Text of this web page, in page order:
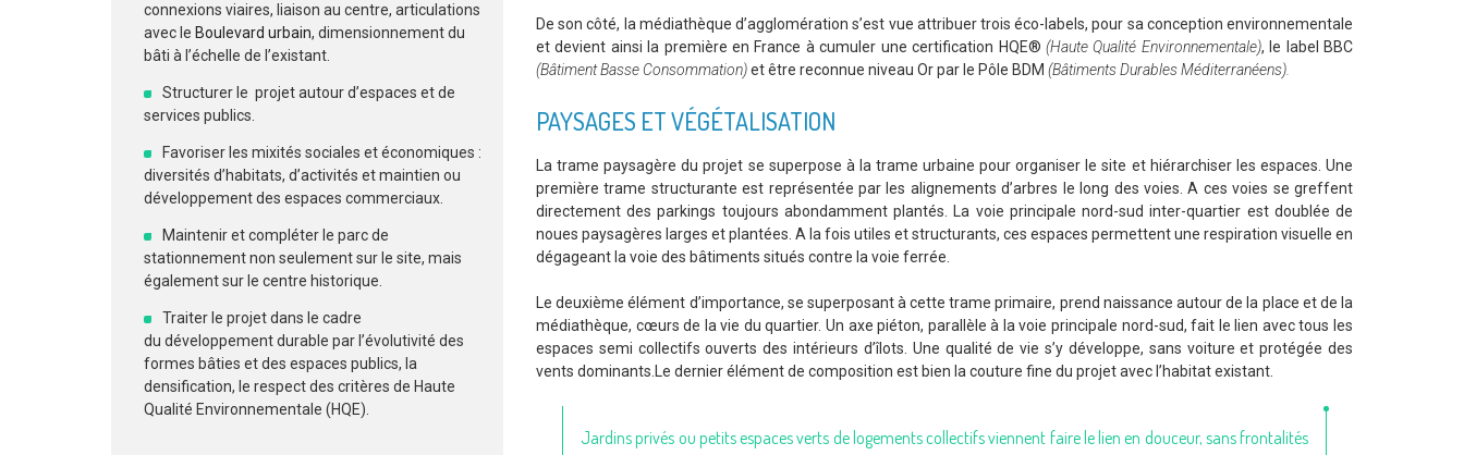
De son côté, la médiathèque d’agglomération s’est vue attribuer trois éco-labels, pour sa conception environnementale
et devient ainsi la première en France à cumuler une certification HQE® (Haute Qualité Environnementale), le label BBC
(Bâtiment Basse Consommation)et être reconnue niveau Or par le Pôle BDM (Bâtiments Durables Méditerranéens).
PAYSAGES ET VÉGÉTALISATION
La trame paysagère du projet se superpose à la trame urbaine pour organiser le site et hiérarchiser les espaces. Une
première trame structurante est représentée par les alignements d’arbres le long des voies. A ces voies se greffent
directement des parkings toujours abondamment plantés. La voie principale nord-sud inter-quartier est doublée de
noues paysagères larges et plantées. A la fois utiles et structurants, ces espaces permettent une respiration visuelle en
dégageant la voie des bâtiments situés contre la voie ferrée.
Le deuxième élément d’importance, se superposant à cette trame primaire, prend naissance autour de la place et de la
médiathèque, cœurs de la vie du quartier. Un axe piéton, parallèle à la voie principale nord-sud, fait le lien avec tous les
espaces semi collectifs ouverts des intérieurs d’îlots. Une qualité de vie s’y développe, sans voiture et protégée des
vents dominants.Le dernier élément de composition est bien la couture fine du projet avec l’habitat existant.
Jardins privés ou petits espaces verts de logements collectifs viennent faire le lien en douceur, sans frontalités
connexions viaires, liaison au centre, articulations
avec le Boulevard urbain, dimensionnement du
bâti à l’échelle de l’existant.
Structurer le projet autour d’espaces et de
services publics.
Favoriser les mixités sociales et économiques :
diversités d’habitats, d’activités et maintien ou
développement des espaces commerciaux.
Maintenir et compléter le parc de
stationnement non seulement sur le site, mais
également sur le centre historique.
Traiter le projet dans le cadre
du développement durable par l’évolutivité des
formes bâties et des espaces publics, la
densification, le respect des critères de Haute
Qualité Environnementale (HQE).